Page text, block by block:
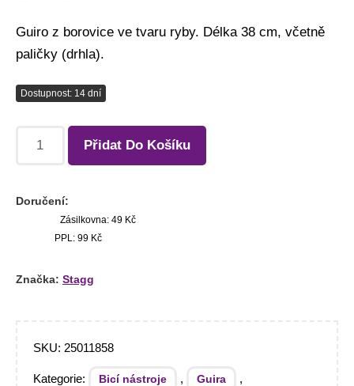
Guiro z borovice ve tvaru ryby. Délka 38 cm, včetně
paličky (drhla).
Dostupnost: 14 dní
Přidat Do Košíku
Doručení:
Zásilkovna: 49 Kč
PPL: 99 Kč
Značka: Stagg
SKU: 25011858
Kategorie: Bicí nástroje , Guira ,